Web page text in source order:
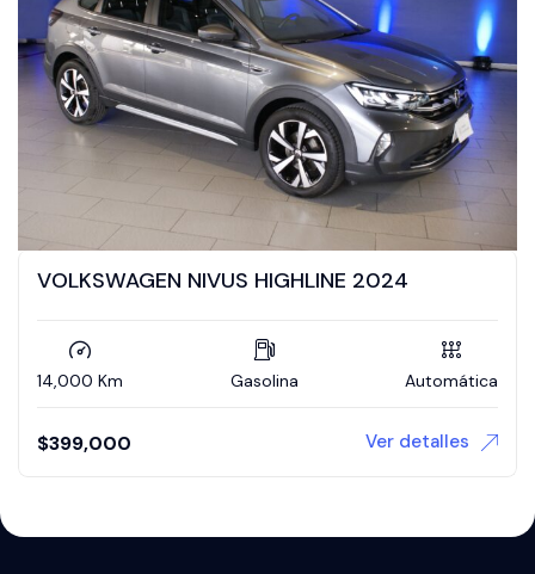
VOLKSWAGEN NIVUS HIGHLINE 2024
14,000 Km Gasolina Automática
$399,000 Ver detalles